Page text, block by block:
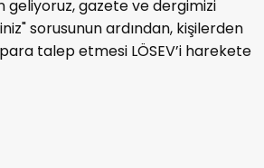
geliyoruz, gazete ve dergimizi
sorusunun ardından, kişilerden
talep etmesi LÖSEV’i harekete